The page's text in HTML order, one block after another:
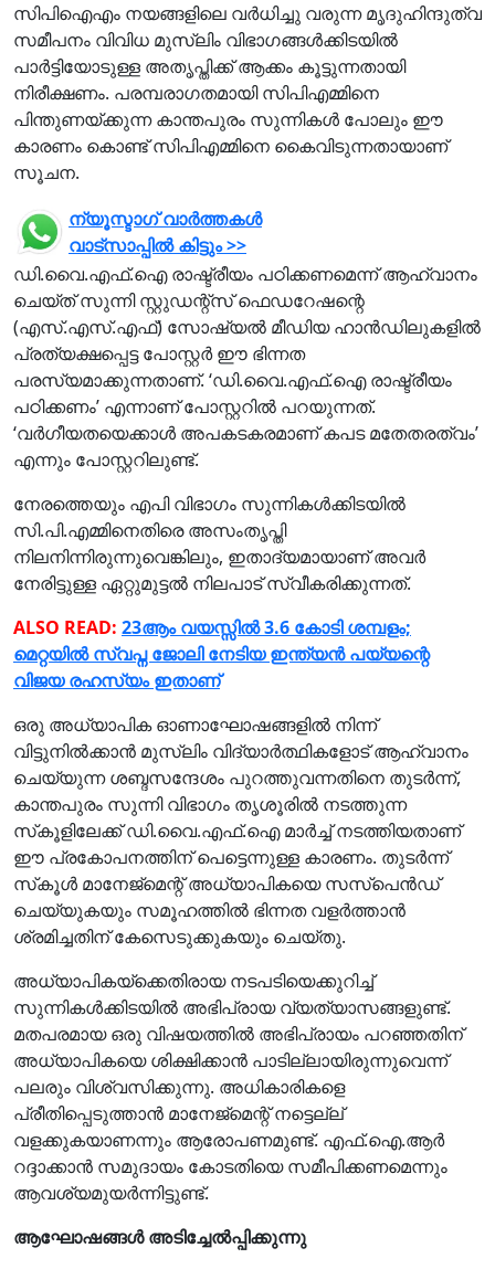
സിപിഐഎം നയങ്ങളിലെ വര്‍ധിച്ചു വരുന്ന മൃദുഹിന്ദുത്വ
സമീപനം വിവിധ മുസ്ലിം വിഭാഗങ്ങള്‍ക്കിടയില്‍
പാര്‍ട്ടിയോടുള്ള അതൃപ്തിക്ക് ആക്കം കൂട്ടുന്നതായി
നിരീക്ഷണം. പരമ്പരാഗതമായി സിപിഎമ്മിനെ
പിന്തുണയ്ക്കുന്ന കാന്തപുരം സുന്നികള്‍ പോലും ഈ
കാരണം കൊണ്ട് സിപിഎമ്മിനെ കൈവിടുന്നതായാണ്
സൂചന.
ന്യൂസ്ടാഗ് വാര്‍ത്തകള്‍
വാട്‌സാപ്പില്‍ കിട്ടും >>
ഡി.വൈ.എഫ്.ഐ രാഷ്ട്രീയം പഠിക്കണമെന്ന് ആഹ്വാനം
ചെയ്ത് സുന്നി സ്റ്റുഡന്റ്‌സ് ഫെഡറേഷന്റെ
(എസ്.എസ്.എഫ്) സോഷ്യല്‍ മീഡിയ ഹാന്‍ഡിലുകളില്‍
പ്രത്യക്ഷപ്പെട്ട പോസ്റ്റര്‍ ഈ ഭിന്നത
പരസ്യമാക്കുന്നതാണ്. ‘ഡി.വൈ.എഫ്.ഐ രാഷ്ട്രീയം
പഠിക്കണം’ എന്നാണ് പോസ്റ്ററില്‍ പറയുന്നത്.
‘വര്‍ഗീയതയെക്കാള്‍ അപകടകരമാണ് കപട മതേതരത്വം’
എന്നും പോസ്റ്ററിലുണ്ട്.
നേരത്തെയും എപി വിഭാഗം സുന്നികള്‍ക്കിടയില്‍
സി.പി.എമ്മിനെതിരെ അസംതൃപ്തി
നിലനിന്നിരുന്നുവെങ്കിലും, ഇതാദ്യമായാണ് അവര്‍
നേരിട്ടുള്ള ഏറ്റുമുട്ടല്‍ നിലപാട് സ്വീകരിക്കുന്നത്.
ALSO READ: 23ആം വയസ്സില്‍ 3.6 കോടി ശമ്പളം;
മെറ്റയില്‍ സ്വപ്ന ജോലി നേടിയ ഇന്ത്യന്‍ പയ്യന്റെ
വിജയ രഹസ്യം ഇതാണ്
ഒരു അധ്യാപിക ഓണാഘോഷങ്ങളില്‍ നിന്ന്
വിട്ടുനില്‍ക്കാന്‍ മുസ്ലിം വിദ്യാര്‍ത്ഥികളോട് ആഹ്വാനം
ചെയ്യുന്ന ശബ്ദസന്ദേശം പുറത്തുവന്നതിനെ തുടര്‍ന്ന്,
കാന്തപുരം സുന്നി വിഭാഗം തൃശൂരില്‍ നടത്തുന്ന
സ്‌കൂളിലേക്ക് ഡി.വൈ.എഫ്.ഐ മാര്‍ച്ച് നടത്തിയതാണ്
ഈ പ്രകോപനത്തിന് പെട്ടെന്നുള്ള കാരണം. തുടര്‍ന്ന്
സ്‌കൂള്‍ മാനേജ്മെന്റ് അധ്യാപികയെ സസ്‌പെന്‍ഡ്
ചെയ്യുകയും സമൂഹത്തില്‍ ഭിന്നത വളര്‍ത്താന്‍
ശ്രമിച്ചതിന് കേസെടുക്കുകയും ചെയ്തു.
അധ്യാപികയ്ക്കെതിരായ നടപടിയെക്കുറിച്ച്
സുന്നികള്‍ക്കിടയില്‍ അഭിപ്രായ വ്യത്യാസങ്ങളുണ്ട്.
മതപരമായ ഒരു വിഷയത്തില്‍ അഭിപ്രായം പറഞ്ഞതിന്
അധ്യാപികയെ ശിക്ഷിക്കാന്‍ പാടില്ലായിരുന്നുവെന്ന്
പലരും വിശ്വസിക്കുന്നു. അധികാരികളെ
പ്രീതിപ്പെടുത്താന്‍ മാനേജ്മെന്റ് നട്ടെല്ല്
വളക്കുകയാണന്നും ആരോപണമുണ്ട്. എഫ്.ഐ.ആര്‍
റദ്ദാക്കാന്‍ സമുദായം കോടതിയെ സമീപിക്കണമെന്നും
ആവശ്യമുയര്‍ന്നിട്ടുണ്ട്.
ആഘോഷങ്ങള്‍ അടിച്ചേല്‍പ്പിക്കുന്നു